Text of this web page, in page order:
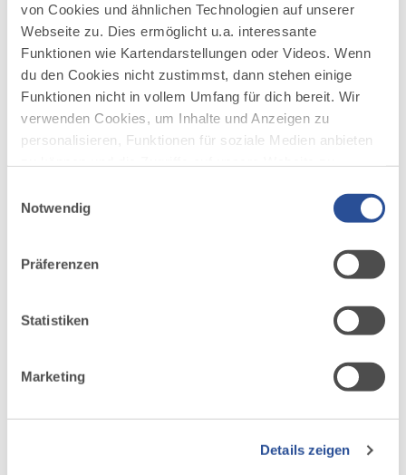
von Cookies und ähnlichen Technologien auf unserer
Webseite zu. Dies ermöglicht u.a. interessante
Funktionen wie Kartendarstellungen oder Videos. Wenn
du den Cookies nicht zustimmst, dann stehen einige
Funktionen nicht in vollem Umfang für dich bereit. Wir
verwenden Cookies, um Inhalte und Anzeigen zu
personalisieren, Funktionen für soziale Medien anbieten
deiner Verwendung unserer Website an unsere Partner
möglicherweise mit weiteren Daten zusammen, die du
Nutzung der Dienste gesammelt haben.
Notwendig
Präferenzen
Statistiken
Marketing
Details zeigen
Veranstaltungen